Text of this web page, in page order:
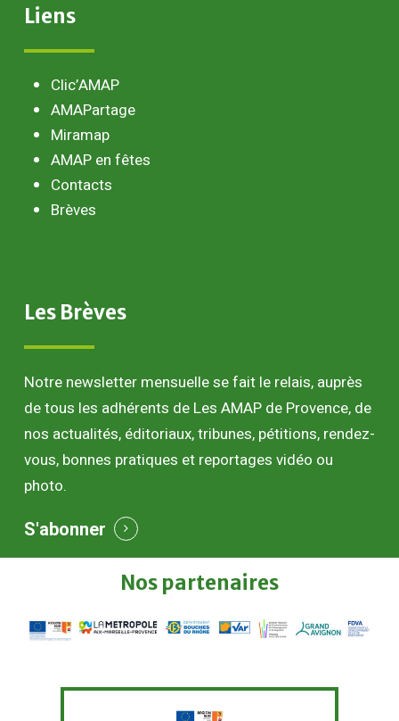
Liens
Clic’AMAP
AMAPartage
Miramap
AMAP en fêtes
Contacts
Brèves
Les Brèves
Notre newsletter mensuelle se fait le relais, auprès
de tous les adhérents de Les AMAP de Provence, de
nos actualités, éditoriaux, tribunes, pétitions, rendez-
vous, bonnes pratiques et reportages vidéo ou
photo.
S'abonner
Nos partenaires